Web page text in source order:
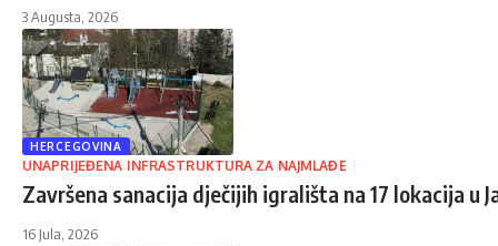
3 Augusta, 2026
HERCEGOVINA
UNAPRIJEĐENA INFRASTRUKTURA ZA NAJMLAĐE
Završena sanacija dječijih igrališta na 17 lokacija u
16 Jula, 2026